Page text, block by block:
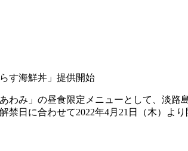
わみ」の昼食限定メニューとして、淡
禁日に合わせて2022年4月21日（木）より